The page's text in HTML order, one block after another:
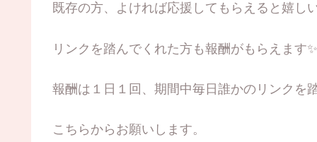
既存の方、よければ応援してもらえると嬉し
リンクを踏んでくれた方も報酬がもらえます✨
報酬は１日１回、期間中毎日誰かのリンクを
こちらからお願いします。